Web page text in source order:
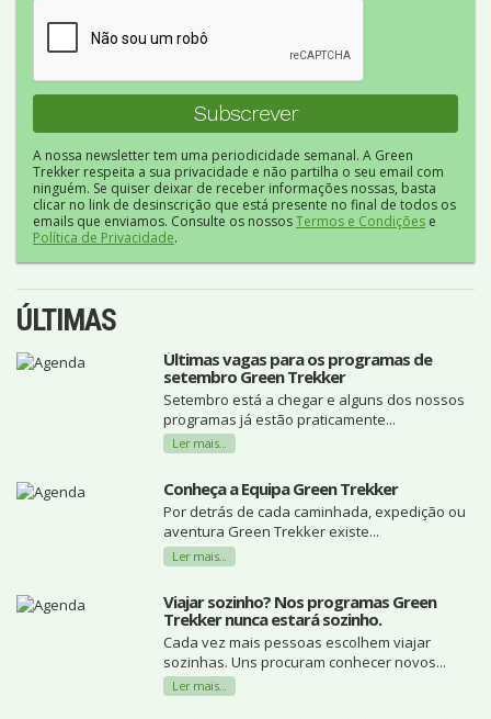
A nossa newsletter tem uma periodicidade semanal. A Green
Trekker respeita a sua privacidade e não partilha o seu email com
ninguém. Se quiser deixar de receber informações nossas, basta
clicar no link de desinscrição que está presente no final de todos os
emails que enviamos. Consulte os nossosTermos e Condições e
Política de Privacidade.
ÚLTIMAS
Últimas vagas para os programas de
setembro Green Trekker
Setembro está a chegar e alguns dos nossos
programas já estão praticamente...
Ler mais...
Conheça a Equipa Green Trekker
Por detrás de cada caminhada, expedição ou
aventura Green Trekker existe...
Ler mais...
Viajar sozinho? Nos programas Green
Trekker nunca estará sozinho.
Cada vez mais pessoas escolhem viajar
sozinhas. Uns procuram conhecer novos...
Ler mais...